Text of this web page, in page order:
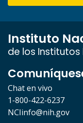
Instituto
de los Institutos
Chat en vivo
1-800-422-6237
NCIinfo@nih.gov